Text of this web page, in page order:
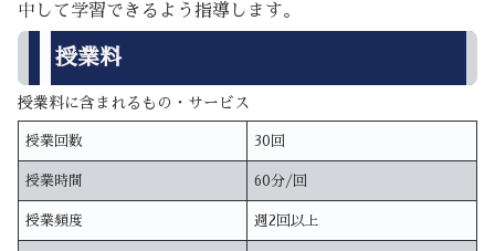
中して学習できるよう指導します。
授業料
授業料に含まれるもの・サービス
授業回数 30回
授業時間 60分/回
授業頻度 週2回以上